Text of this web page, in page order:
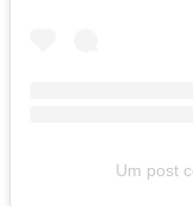
Um post